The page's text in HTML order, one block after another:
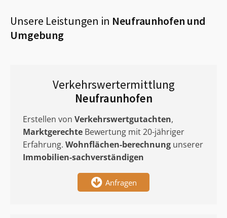
Unsere Leistungen in Neufraunhofen und
Umgebung
Verkehrswertermittlung
Neufraunhofen
Erstellen von Verkehrswertgutachten,
Marktgerechte Bewertung mit 20-jähriger
Erfahrung. Wohnflächen-berechnung unserer
Immobilien-sachverständigen
Anfragen